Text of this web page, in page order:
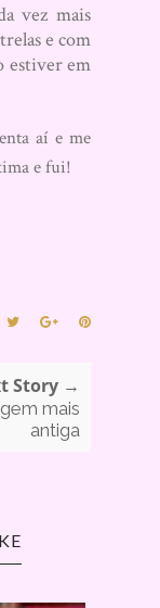
vez mais
e com
estiver em
aí e me
e fui!
Story →
mais
antiga